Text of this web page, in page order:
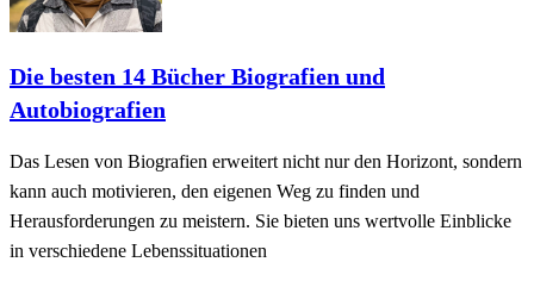
Die besten 14 Bücher Biografien und
Autobiografien
Das Lesen von Biografien erweitert nicht nur den Horizont, sondern
kann auch motivieren, den eigenen Weg zu finden und
Herausforderungen zu meistern. Sie bieten uns wertvolle Einblicke
in verschiedene Lebenssituationen